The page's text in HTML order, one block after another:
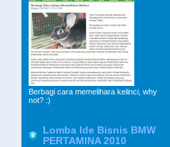
Berbagi cara memelihara kelinci, why
not? :)
Lomba Ide Bisnis BMW
PERTAMINA 2010